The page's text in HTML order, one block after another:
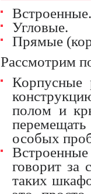
Угловые.
Прямые
Рассмотрим
Корпусные
полом и
особых
говорит за
таких